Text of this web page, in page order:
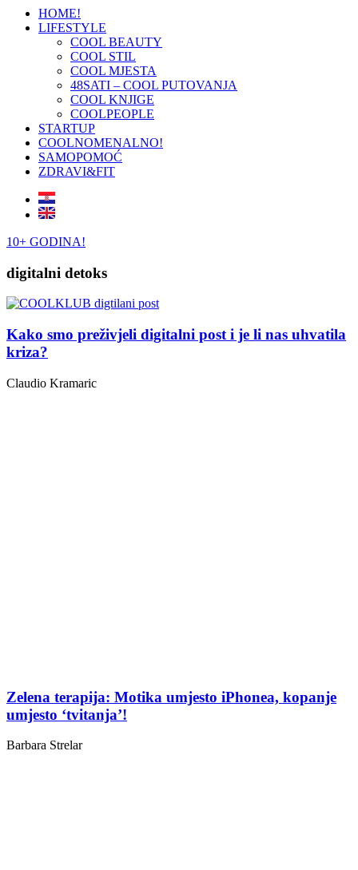
HOME!
LIFESTYLE
COOL BEAUTY
COOL STIL
COOL MJESTA
48SATI – COOL PUTOVANJA
COOL KNJIGE
COOLPEOPLE
STARTUP
COOLNOMENALNO!
SAMOPOMOĆ
ZDRAVI&FIT
10+ GODINA!
digitalni detoks
Kako smo preživjeli digitalni post i je li nas uhvatila
kriza?
Claudio Kramaric
Zelena terapija: Motika umjesto iPhonea, kopanje
umjesto ‘tvitanja’!
Barbara Strelar